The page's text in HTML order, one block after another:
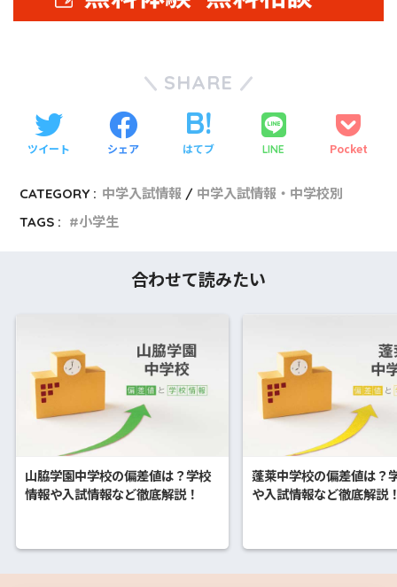
SHARE
ツイート シェア はてブ LINE Pocket
CATEGORY : 中学入試情報
中学入試情報・中学校別
TAGS :
小学生
合わせて読みたい
山脇学園中学校の偏差値は？学校
情報や入試情報など徹底解説！
蓬莱中学校の偏差値は？
や入試情報など徹底解説